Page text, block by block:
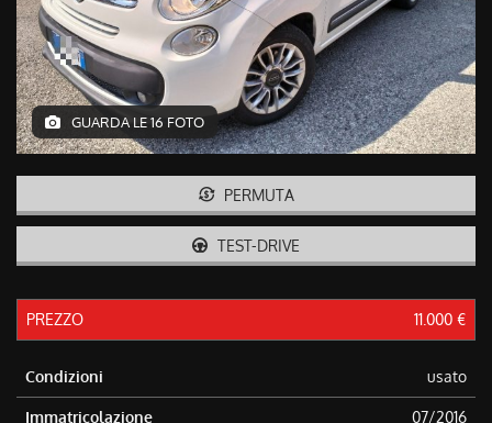
GUARDA LE 16 FOTO
PERMUTA
TEST-DRIVE
PREZZO 11.000 €
Condizioni usato
Immatricolazione 07/2016
tracciamento
che
adottiamo
per
offrire
le
funzionalità
attività
seguito
Per
ottenere
informazioni
sull'utilità